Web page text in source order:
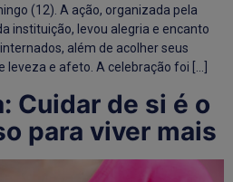
(12). A ação, organizada pela
instituição, levou alegria e encanto
além de acolher seus
e afeto. A celebração foi […]
Cuidar de si é o
para viver mais